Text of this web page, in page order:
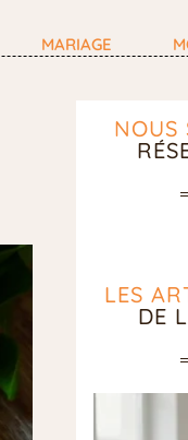
MARIAGE
NOUS
LES
DE